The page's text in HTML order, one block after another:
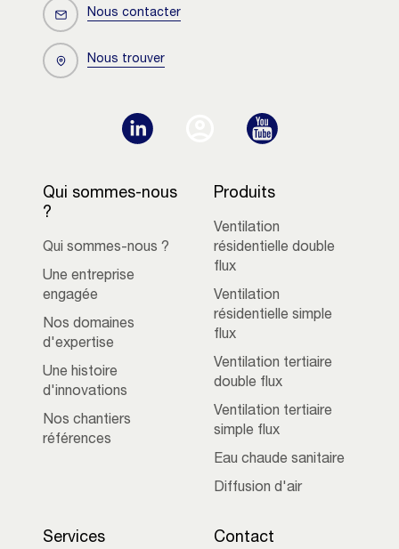
Nous contacter
Nous trouver
Qui sommes-nous
?
Qui sommes-nous ?
Une entreprise
engagée
Nos domaines
d'expertise
Une histoire
d'innovations
Nos chantiers
références
Produits
Ventilation
résidentielle double
flux
Ventilation
résidentielle simple
flux
Ventilation tertiaire
double flux
Ventilation tertiaire
simple flux
Eau chaude sanitaire
Diffusion d'air
Services Contact